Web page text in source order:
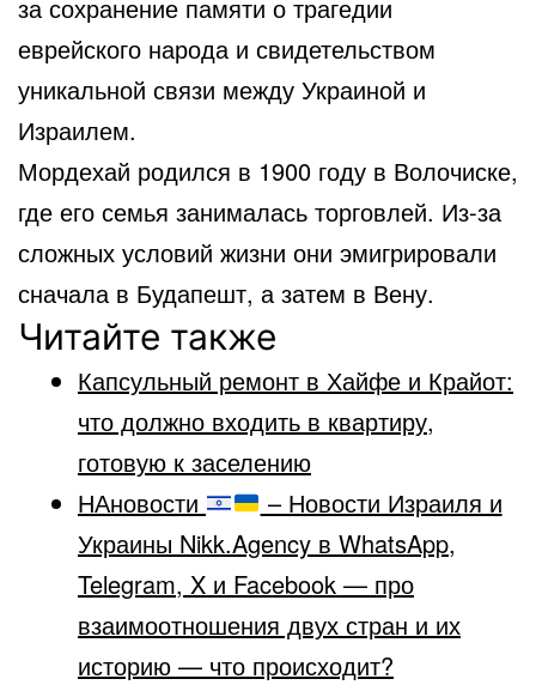
за сохранение памяти о трагедии
еврейского народа и свидетельством
уникальной связи между Украиной и
Израилем.
Мордехай родился в 1900 году в Волочиске,
где его семья занималась торговлей. Из-за
сложных условий жизни они эмигрировали
сначала в Будапешт, а затем в Вену.
Читайте также
Капсульный ремонт в Хайфе и Крайот:
что должно входить в квартиру,
готовую к заселению
НАновости
– Новости Израиля и
Украины Nikk.Agency в WhatsApp,
Telegram, X и Facebook — про
взаимоотношения двух стран и их
историю — что происходит?